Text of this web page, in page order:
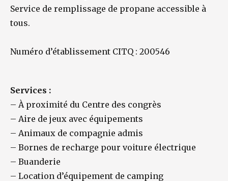
Service de remplissage de propane accessible à
tous.
Numéro d’établissement CITQ : 200546
Services :
– À proximité du Centre des congrès
– Aire de jeux avec équipements
– Animaux de compagnie admis
– Bornes de recharge pour voiture électrique
– Buanderie
– Location d’équipement de camping